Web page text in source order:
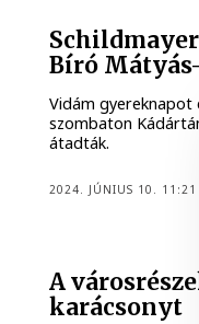
Bíró
Vidám gyereknapot
szombaton
átadták.
2024. JÚNIUS 10. 11:21
A
karácsonyt